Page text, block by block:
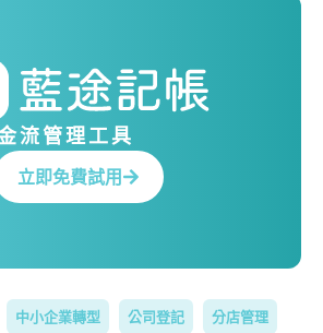
流管理工具
立即免費試用
中小企業轉型 公司登記 分店管理